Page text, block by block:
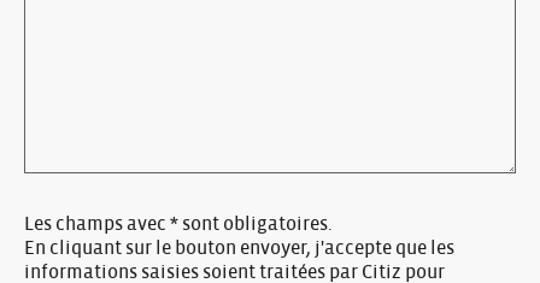
Les champs avec * sont obligatoires.
En cliquant sur le bouton envoyer, j'accepte que les
informations saisies soient traitées par Citiz pour